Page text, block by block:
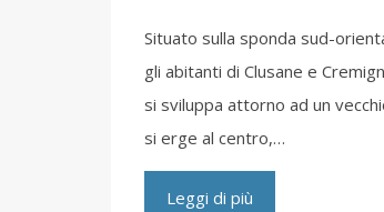
Situato sulla sponda sud-
gli abitanti di Clusane e
si sviluppa attorno ad un
si erge al centro,…
Leggi di più